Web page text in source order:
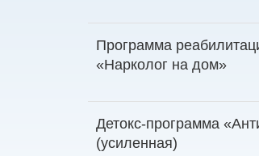
Программа
«Нарколог на дом»
Детокс-программа
(усиленная)